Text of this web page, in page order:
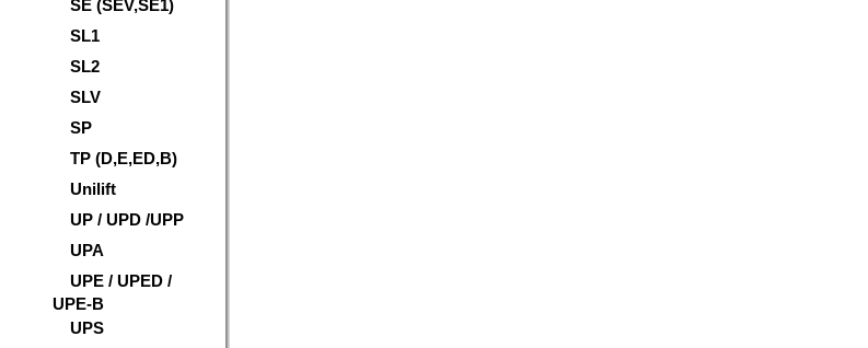
SE (SEV,SE1)
SL1
SL2
SLV
SP
TP (D,E,ED,B)
Unilift
UP / UPD /UPP
UPA
UPE / UPED /
UPE-B
UPS